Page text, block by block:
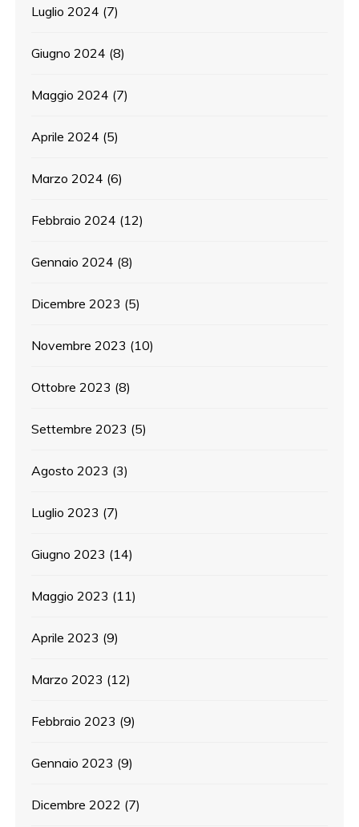
Luglio 2024 (7)
Giugno 2024 (8)
Maggio 2024 (7)
Aprile 2024 (5)
Marzo 2024 (6)
Febbraio 2024 (12)
Gennaio 2024 (8)
Dicembre 2023 (5)
Novembre 2023 (10)
Ottobre 2023 (8)
Settembre 2023 (5)
Agosto 2023 (3)
Luglio 2023 (7)
Giugno 2023 (14)
Maggio 2023 (11)
Aprile 2023 (9)
Marzo 2023 (12)
Febbraio 2023 (9)
Gennaio 2023 (9)
Dicembre 2022 (7)